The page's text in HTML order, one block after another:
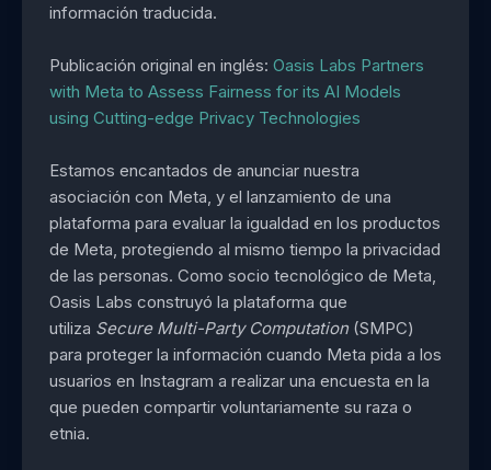
información traducida.
Publicación original en inglés: Oasis Labs Partners
with Meta to Assess Fairness for its AI Models
using Cutting-edge Privacy Technologies
Estamos encantados de anunciar nuestra
asociación con Meta, y el lanzamiento de una
plataforma para evaluar la igualdad en los productos
de Meta, protegiendo al mismo tiempo la privacidad
de las personas. Como socio tecnológico de Meta,
Oasis Labs construyó la plataforma que
utiliza Secure Multi-Party Computation (SMPC)
para proteger la información cuando Meta pida a los
usuarios en Instagram a realizar una encuesta en la
que pueden compartir voluntariamente su raza o
etnia.